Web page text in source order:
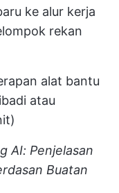
ke alur kerja
rekan
alat bantu
atau
AI: Penjelasan
Buatan